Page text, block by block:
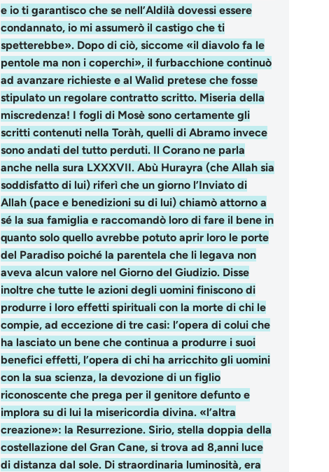
e io ti garantisco che se nell’Aldilà dovessi essere
condannato, io mi assumerò il castigo che ti
spetterebbe». Dopo di ciò, siccome «il diavolo fa le
pentole ma non i coperchi», il furbacchione continuò
ad avanzare richieste e al Walìd pretese che fosse
stipulato un regolare contratto scritto. Miseria della
miscredenza! I fogli di Mosè sono certamente gli
scritti contenuti nella Toràh, quelli di Abramo invece
sono andati del tutto perduti. Il Corano ne parla
anche nella sura LXXXVII. Abù Hurayra (che Allah sia
soddisfatto di lui) riferì che un giorno l’Inviato di
Allah (pace e benedizioni su di lui) chiamò attorno a
sé la sua famiglia e raccomandò loro di fare il bene in
quanto solo quello avrebbe potuto aprir loro le porte
del Paradiso poiché la parentela che li legava non
aveva alcun valore nel Giorno del Giudizio. Disse
inoltre che tutte le azioni degli uomini finiscono di
produrre i loro effetti spirituali con la morte di chi le
compie, ad eccezione di tre casi: l’opera di colui che
ha lasciato un bene che continua a produrre i suoi
benefici effetti, l’opera di chi ha arricchito gli uomini
con la sua scienza, la devozione di un figlio
riconoscente che prega per il genitore defunto e
implora su di lui la misericordia divina. «l’altra
creazione»: la Resurrezione. Sirio, stella doppia della
costellazione del Gran Cane, si trova ad 8,anni luce
di distanza dal sole. Di straordinaria luminosità, era